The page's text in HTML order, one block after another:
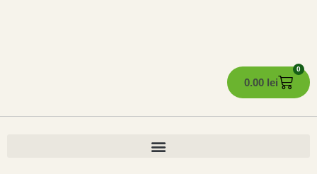
0.00 lei
0